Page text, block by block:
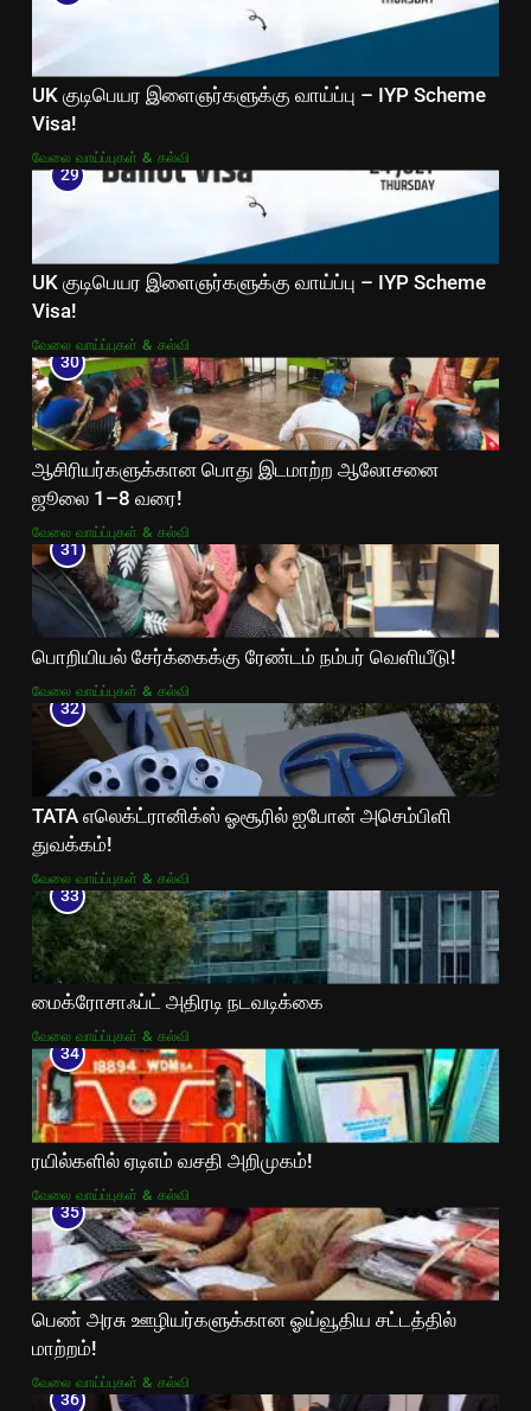
UK குடிபெயர இளைஞர்களுக்கு வாய்ப்பு – IYP Scheme
Visa!
வேலை வாய்ப்புகள் & கல்வி
29
UK குடிபெயர இளைஞர்களுக்கு வாய்ப்பு – IYP Scheme
Visa!
வேலை வாய்ப்புகள் & கல்வி
30
ஆசிரியர்களுக்கான பொது இடமாற்ற ஆலோசனை
ஜூலை 1–8 வரை!
வேலை வாய்ப்புகள் & கல்வி
31
பொறியியல் சேர்க்கைக்கு ரேண்டம் நம்பர் வெளியீடு!
வேலை வாய்ப்புகள் & கல்வி
32
TATA எலெக்ட்ரானிக்ஸ் ஓசூரில் ஐபோன் அசெம்பிளி
துவக்கம்!
வேலை வாய்ப்புகள் & கல்வி
33
மைக்ரோசாஃப்ட் அதிரடி நடவடிக்கை
வேலை வாய்ப்புகள் & கல்வி
34
ரயில்களில் ஏடிஎம் வசதி அறிமுகம்!
வேலை வாய்ப்புகள் & கல்வி
35
பெண் அரசு ஊழியர்களுக்கான ஓய்வூதிய சட்டத்தில்
மாற்றம்!
வேலை வாய்ப்புகள் & கல்வி
36